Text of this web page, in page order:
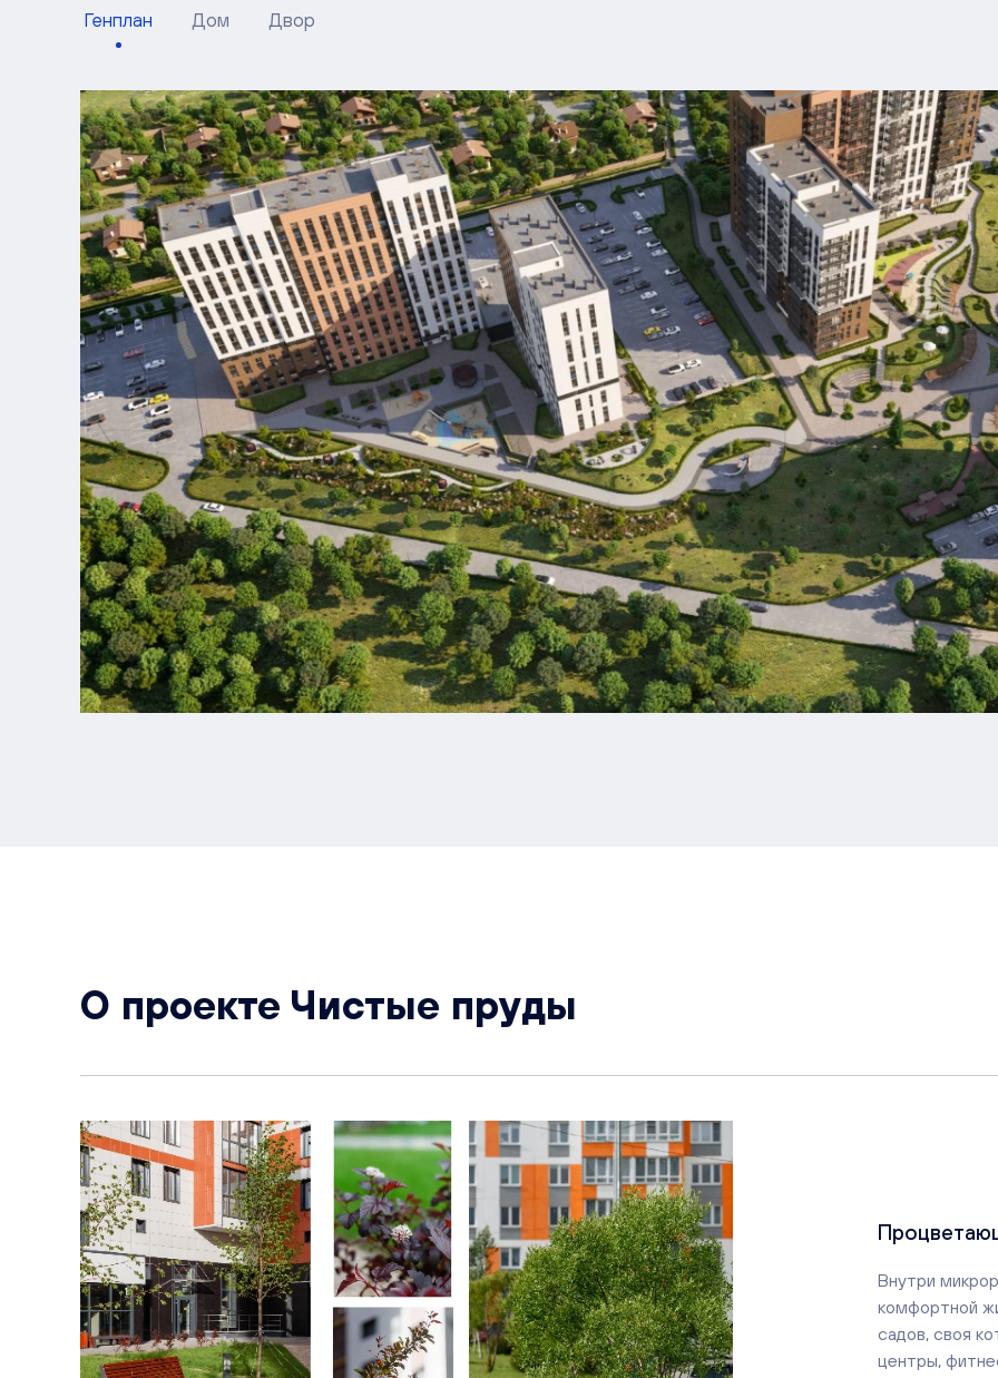
Генплан Дом Двор
О проекте Чистые пруды
Внутри
комфортной
садов, своя
центры,